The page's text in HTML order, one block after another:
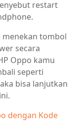
restart
menekan tombol
secara
Oppo kamu
seperti
bisa lanjutkan
dengan Kode